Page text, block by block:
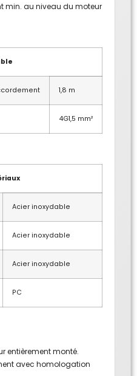
min. au niveau du moteur
1,8 m
4G1,5 mm²
Acier inoxydable
Acier inoxydable
Acier inoxydable
PC
entièrement monté.
avec homologation